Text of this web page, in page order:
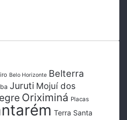
Belo Horizonte Belterra
Juruti Mojuí dos
Oriximiná Placas
Terra Santa